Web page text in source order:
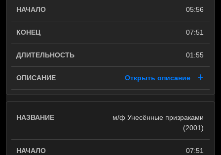
05:56
07:51
01:55
Открыть описание
м/ф Унесённые призраками
(2001)
07:51